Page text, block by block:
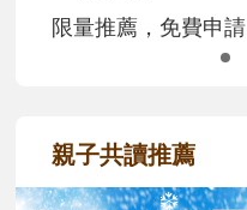
限量推薦，免費申請
親子共讀推薦